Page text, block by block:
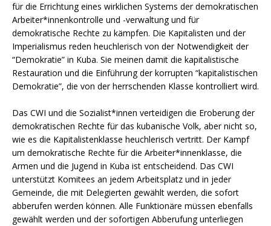
für die Errichtung eines wirklichen Systems der demokratischen
Arbeiter*innenkontrolle und -verwaltung und für
demokratische Rechte zu kämpfen. Die Kapitalisten und der
Imperialismus reden heuchlerisch von der Notwendigkeit der
“Demokratie” in Kuba. Sie meinen damit die kapitalistische
Restauration und die Einführung der korrupten “kapitalistischen
Demokratie”, die von der herrschenden Klasse kontrolliert wird.
Das CWI und die Sozialist*innen verteidigen die Eroberung der
demokratischen Rechte für das kubanische Volk, aber nicht so,
wie es die Kapitalistenklasse heuchlerisch vertritt. Der Kampf
um demokratische Rechte für die Arbeiter*innenklasse, die
Armen und die Jugend in Kuba ist entscheidend. Das CWI
unterstützt Komitees an jedem Arbeitsplatz und in jeder
Gemeinde, die mit Delegierten gewählt werden, die sofort
abberufen werden können. Alle Funktionäre müssen ebenfalls
gewählt werden und der sofortigen Abberufung unterliegen